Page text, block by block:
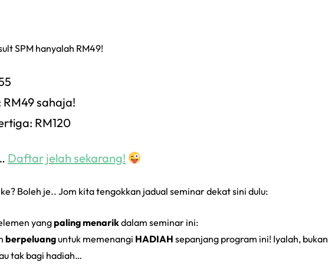
SPM hanyalah RM49!
sahaja!
RM120
Daftar jelah sekarang!
Boleh je.. Jom kita tengokkan jadual seminar dekat sini dulu:
yangpaling menarikdalam seminar ini:
berpeluanguntuk memenangi HADIAH sepanjang program ini! Iyalah, bukan
tak bagi hadiah…